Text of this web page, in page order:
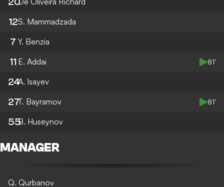
12S. Mammadzada
7 Y. Benzia
11 E. Addai 81’
24A. Isayev
27T. Bayramov 81’
55B. Huseynov
MANAGER
Q. Qurbanov